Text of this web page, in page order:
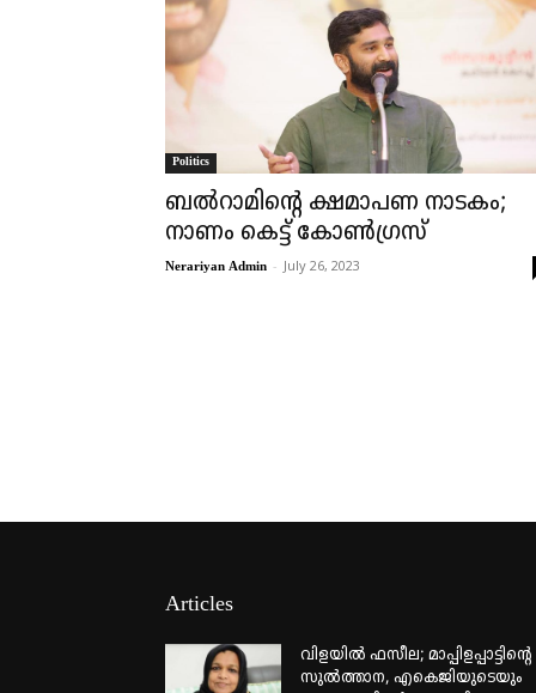
Politics
ബൽറാമിന്റെ ക്ഷമാപണ നാടകം;
നാണം കെട്ട് കോൺഗ്രസ്
Nerariyan Admin - July 26, 2023
Articles
വിളയിൽ ഫസീല; മാപ്പിളപ്പാട്ടിന്റെ
സുൽത്താന, എകെജിയുടെയും